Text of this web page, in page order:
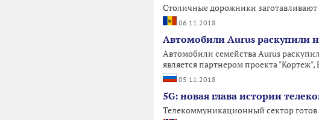
Столичные дорожники заготавливают
06.11.2018
Автомобили Aurus раскупили
Автомобили семейства Aurus
является партнером проекта
05.11.2018
5G: новая глава истории
Телекоммуникационный сектор